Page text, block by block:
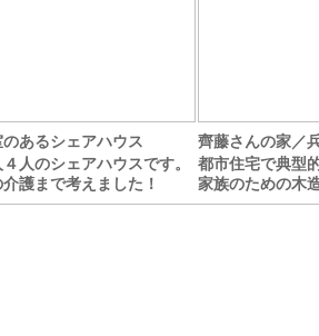
あるシェアハウス
齊藤さんの家／
人のシェアハウスです。
護まで考えました！
都市住宅で典型
家族のための木